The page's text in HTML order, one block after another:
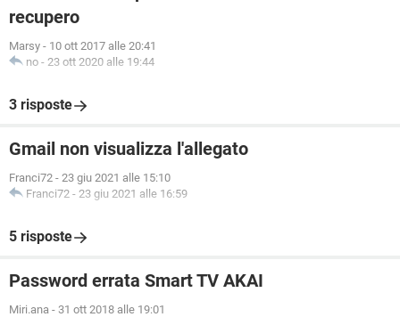
recupero
Marsy - 10 ott 2017 alle 20:41
no - 23 ott 2020 alle 19:44
3 risposte
Gmail non visualizza l'allegato
Franci72 - 23 giu 2021 alle 15:10
Franci72 - 23 giu 2021 alle 16:59
5 risposte
Password errata Smart TV AKAI
Miri.ana - 31 ott 2018 alle 19:01